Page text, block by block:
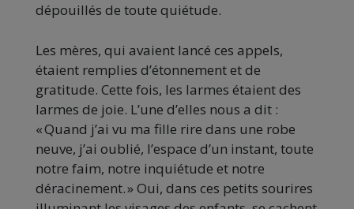
dépouillés de toute quiétude.
Les mères, qui avaient lancé ces appels,
étaient remplies d’étonnement et de
gratitude. Cette fois, les larmes étaient des
larmes de joie. L’une d’elles nous a dit :
« Quand j’ai vu ma fille rire dans une robe
neuve, j’ai oublié, l’espace d’un instant, toute
notre faim, notre inquiétude et notre
déracinement. » Oui, dans ces petits sourires